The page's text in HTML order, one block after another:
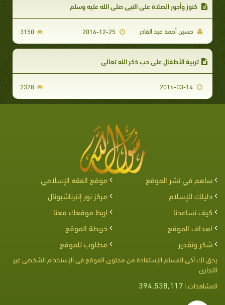
كنوز وأجور الصلاة على النبي صلى الله عليه وسلم
حسين أحمد عبد القادر 2016-12-25
3150
تربية الأطفال على حب ذكر الله تعالى
2378
ساهم في نشر الموقع
موقع الفقه الإسلامي
دليلك للإسلام
مركز نور إنترناشيونال
كيف تساعدنا
اربط موقعك معنا
اهداف الموقع
خريطة الموقع
شكر وتقدير
مطلوب للموقع
يحق لك أخى المسلم الإستفادة من محتوى الموقع فى الإستخدام الشخصى غير
التجارى
المشاهدات : 394,538,117